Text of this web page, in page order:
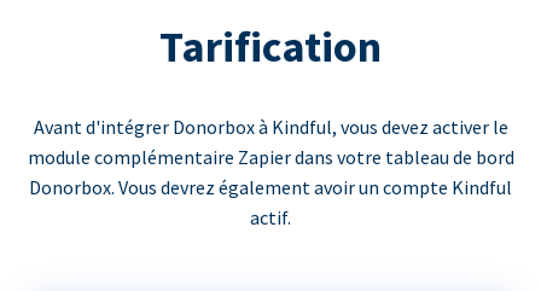
Tarification
Avant d'intégrer Donorbox à Kindful, vous devez activer le
module complémentaire Zapier dans votre tableau de bord
Donorbox. Vous devrez également avoir un compte Kindful
actif.